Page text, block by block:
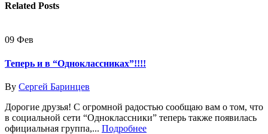
Related Posts
09 Фев
Теперь и в “Одноклассниках”!!!!
By Сергей Баринцев
Дорогие друзья! С огромной радостью сообщаю вам о том, что
в социальной сети “Одноклассники” теперь также появилась
официальная группа,... Подробнее